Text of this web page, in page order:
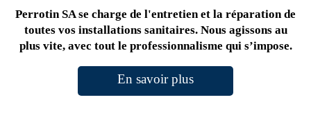
Perrotin SA se charge de l'entretien et la réparation de
toutes vos installations sanitaires. Nous agissons au
plus vite, avec tout le professionnalisme qui s’impose.
En savoir plus